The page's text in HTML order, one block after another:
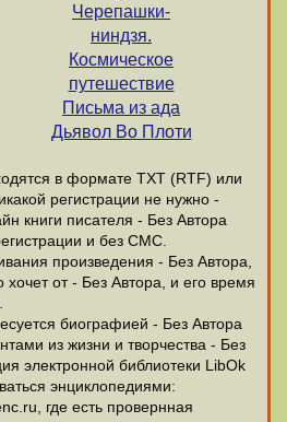
Черепашки-
ниндзя.
Космическое
путешествие
Письма из ада
Дьявол Во Плоти
в формате ТХТ (RTF) или
регистрации не нужно -
книги писателя - Без Автора
и без СМС.
произведения - Без Автора,
хочет от - Без Автора, и его время
биографией - Без Автора
из жизни и творчества - Без
электронной библиотеки LibOk
энциклопедиями:
где есть провернная